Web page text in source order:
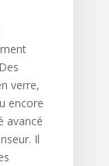
verre,
encore
avancé
Il